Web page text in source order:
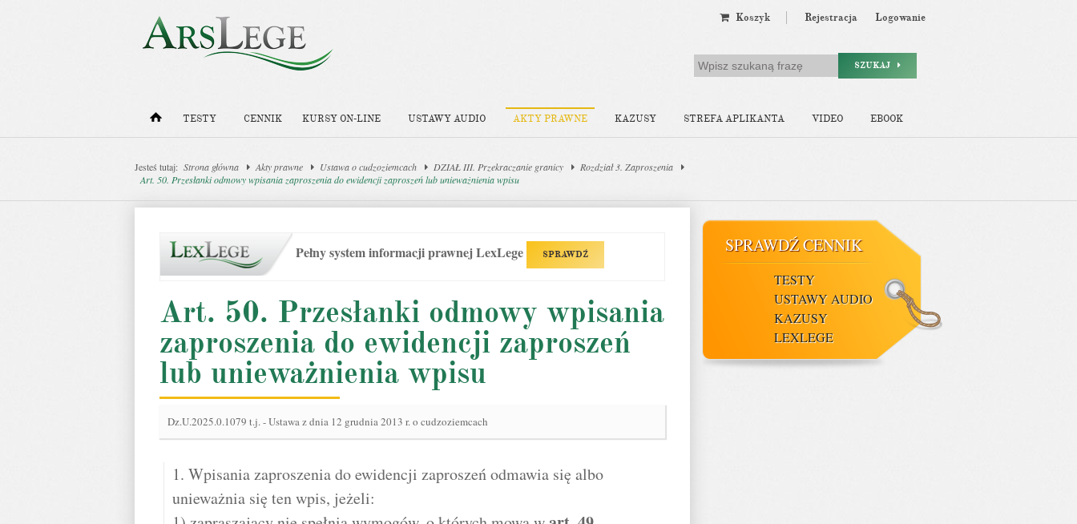
Koszyk Rejestracja Logowanie
SZUKAJ
TESTY CENNIK KURSY ON-LINE USTAWY AUDIO AKTY PRAWNE KAZUSY STREFA APLIKANTA VIDEO EBOOK
Jesteś tutaj: Strona główna Akty prawne Ustawa o cudzoziemcach DZIAŁ III. Przekraczanie granicy
Rozdział 3. Zaproszenia
Art. 50. Przesłanki odmowy wpisania zaproszenia do ewidencji zaproszeń lub unieważnienia wpisu
Pełny system informacji prawnej LexLege SPRAWDŹ
Art. 50. Przesłanki odmowy wpisania
zaproszenia do ewidencji zaproszeń
lub unieważnienia wpisu
Dz.U.2025.0.1079 t.j.-Ustawa z dnia 12 grudnia 2013 r. o cudzoziemcach
1. Wpisania zaproszenia do ewidencji zaproszeń odmawia się albo
unieważnia się ten wpis, jeżeli:
SPRAWDŹ CENNIK
TESTY
USTAWY AUDIO
KAZUSY
LEXLEGE